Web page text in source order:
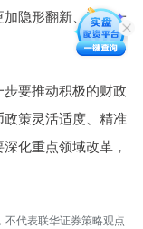
隐形翻新、基层一
要推动积极的财政
策灵活适度、精准
化重点领域改革，
不代表联华证券策略观点